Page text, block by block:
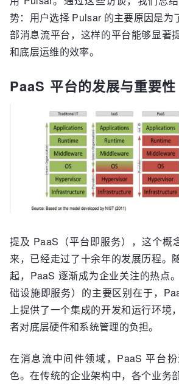
势：用户选择 Pulsar 的主要原因是为
部消息流平台，这样的平台能够显著
和底层运维的效率。
PaaS 平台的发展与重要性
提及 PaaS（平台即服务），这个概
来，已经走过了十余年的发展历程。
起，PaaS 逐渐成为企业关注的热点
础设施即服务）的主要区别在于，
上提供了一个集成的开发和运行环境
者对底层硬件和系统管理的负担。
在消息流中间件领域，PaaS 平台
色。在传统的企业架构中，各个业务